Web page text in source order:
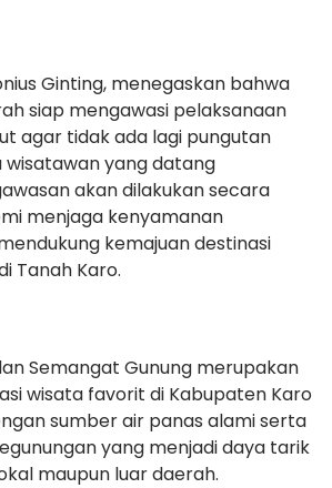
Ginting, menegaskan bahwa
siap mengawasi pelaksanaan
agar tidak ada lagi pungutan
wisatawan yang datang
akan dilakukan secara
menjaga kenyamanan
kemajuan destinasi
Tanah Karo.
Semangat Gunung merupakan
wisata favorit di Kabupaten Karo
sumber air panas alami serta
yang menjadi daya tarik
maupun luar daerah.